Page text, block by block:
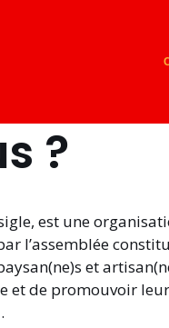
?
est une
l’assemblée
et
et de promouvoir